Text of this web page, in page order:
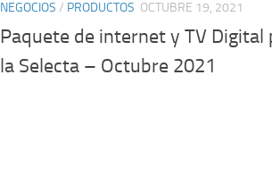
NEGOCIOS / PRODUCTOS OCTUBRE 19, 2021
Paquete de internet y TV Digital
la Selecta – Octubre 2021